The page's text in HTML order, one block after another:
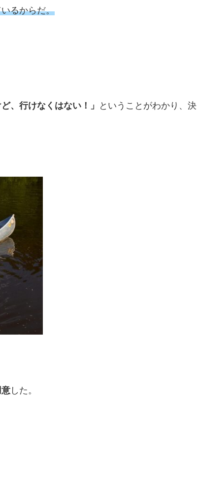
るからだ。
、行けなくはない！」
ということがわかり、決
した。